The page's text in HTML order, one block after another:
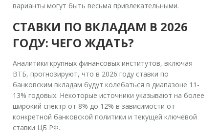
варианты могут быть весьма привлекательными.
СТАВКИ ПО ВКЛАДАМ В 2026
ГОДУ: ЧЕГО ЖДАТЬ?
Аналитики крупных финансовых институтов, включая
ВТБ, прогнозируют, что в 2026 году ставки по
банковским вкладам будут колебаться в диапазоне 11-
13% годовых. Некоторые источники указывают на более
широкий спектр от 8% до 12% в зависимости от
конкретной банковской политики и текущей ключевой
ставки ЦБ РФ.